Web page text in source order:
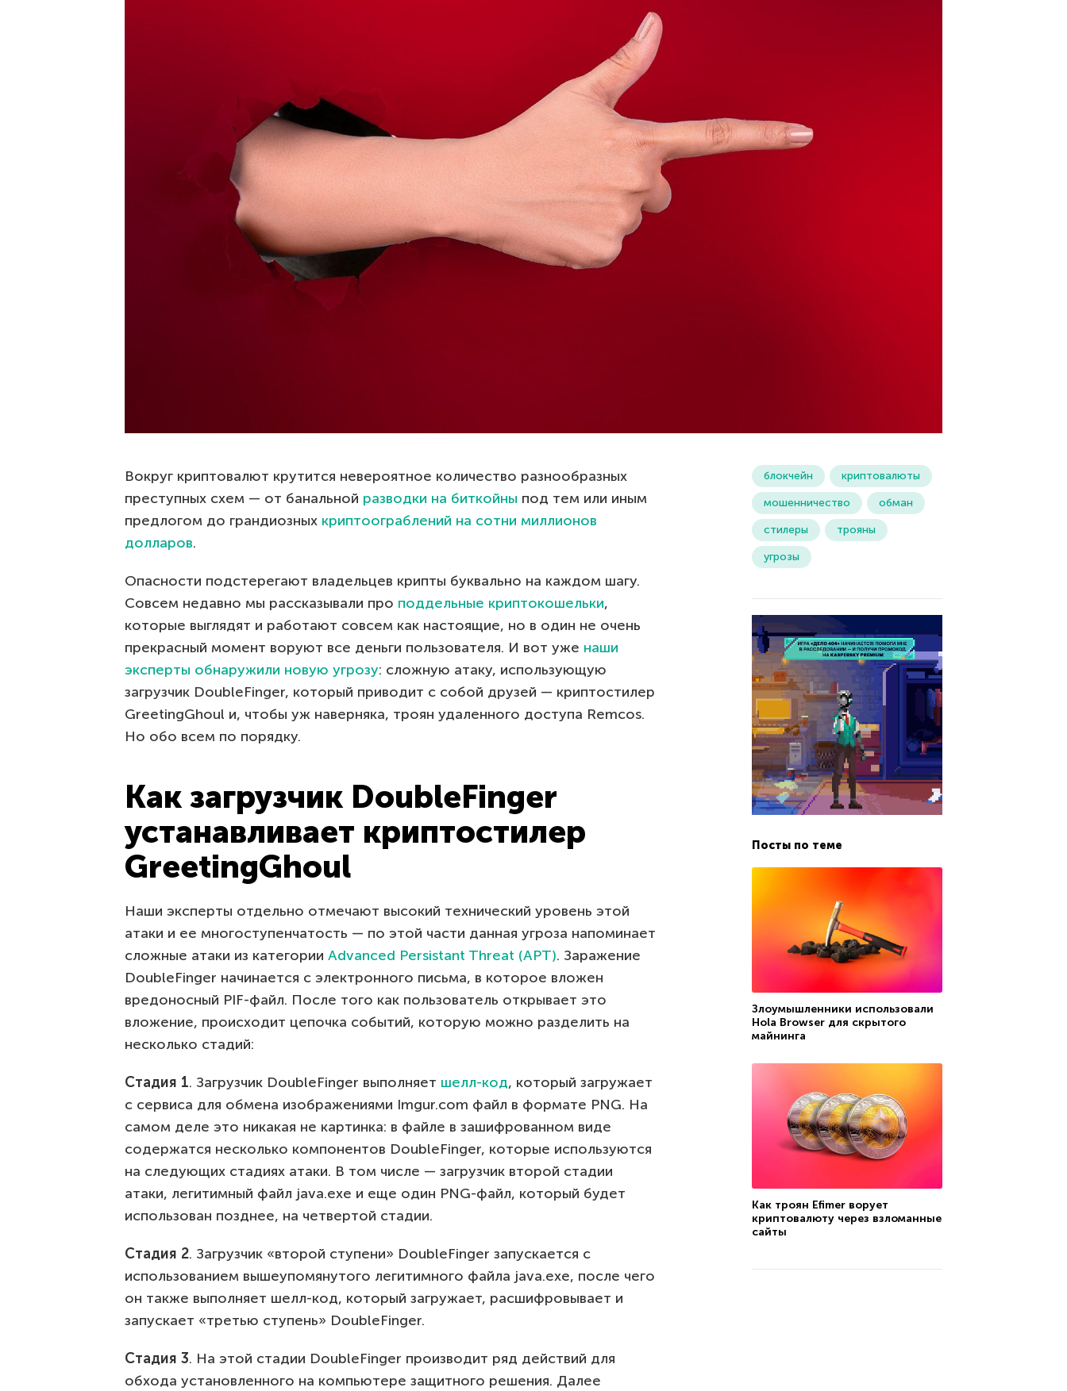
Вокруг криптовалют крутится невероятное количество разнообразных
преступных схем — от банальной разводки на биткойны под тем или иным
предлогом до грандиозных криптоограблений на сотни миллионов
долларов.
Опасности подстерегают владельцев крипты буквально на каждом шагу.
Совсем недавно мы рассказывали про поддельные криптокошельки,
которые выглядят и работают совсем как настоящие, но в один не очень
прекрасный момент воруют все деньги пользователя. И вот уже наши
эксперты обнаружили новую угрозу: сложную атаку, использующую
загрузчик DoubleFinger, который приводит с собой друзей — криптостилер
GreetingGhoul и, чтобы уж наверняка, троян удаленного доступа Remcos.
Но обо всем по порядку.
Как загрузчик DoubleFinger
устанавливает криптостилер
GreetingGhoul
Наши эксперты отдельно отмечают высокий технический уровень этой
атаки и ее многоступенчатость — по этой части данная угроза напоминает
сложные атаки из категории Advanced Persistant Threat (APT). Заражение
DoubleFinger начинается с электронного письма, в которое вложен
вредоносный PIF-файл. После того как пользователь открывает это
вложение, происходит цепочка событий, которую можно разделить на
несколько стадий:
Стадия 1. Загрузчик DoubleFinger выполняет шелл-код, который загружает
с сервиса для обмена изображениями Imgur.com файл в формате PNG. На
самом деле это никакая не картинка: в файле в зашифрованном виде
содержатся несколько компонентов DoubleFinger, которые используются
на следующих стадиях атаки. В том числе — загрузчик второй стадии
атаки, легитимный файл java.exe и еще один PNG-файл, который будет
использован позднее, на четвертой стадии.
Стадия 2. Загрузчик «второй ступени» DoubleFinger запускается с
использованием вышеупомянутого легитимного файла java.exe, после чего
он также выполняет шелл-код, который загружает, расшифровывает и
запускает «третью ступень» DoubleFinger.
Стадия 3. На этой стадии DoubleFinger производит ряд действий для
обхода установленного на компьютере защитного решения. Далее
блокчейн
криптовалюты
мошенничество
обман
стилеры
трояны
угрозы
Посты по теме
Злоумышленники использовали
Hola Browser для скрытого
майнинга
Как троян Efimer ворует
криптовалюту через взломанные
сайты